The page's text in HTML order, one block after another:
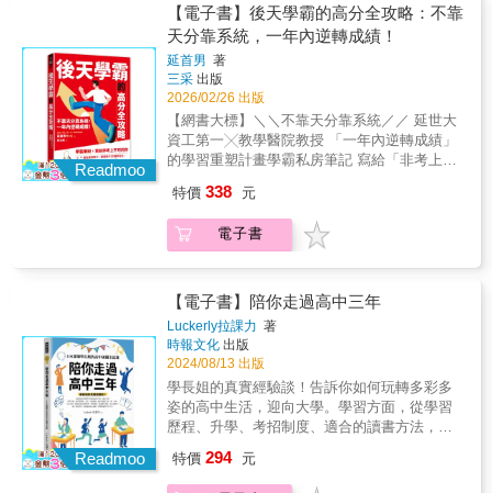
理還是安慰劑？」「進好大學，機會真的會倍
增嗎？」── 獻給在考場迷惘、想放棄的你「努
力讀書，不是為了拿高分，是為了擁有『拒絕
不喜歡的人生』的權力。」8大面向╳50條應考
金律，揭露考試與社會階級真相的實戰手冊。
重新定義努力與翻身，送給所有與考試搏鬥的
人。------------------------------【關於考試：那些沒
人敢說的真相】1. 逆轉勝的策略：成績墊底也
能逆襲頂大名校，證明正確的應考策略能改寫
人生。2. 重考生是合法開外掛：這不是失敗，
場。3. 自控人生主導權：別盲從大人，這是個
人的戰鬥，你要為自己的未來負全責。4. 學歷
是平凡人的保單：不保證人生順遂，卻能在受
招牌能讓人生的選項翻倍，沒門票，連進場機
會都沒有。6. 備考即心理戰：不只考學力，更
考驗心理素質。自我對話，決定下一滴汗的價
值。7. 選系不是選名氣：別盲信特定科系，應
基於興趣與長遠的目標。8. 高中不是只有考
試：別讓青春只剩參考書，社團與回憶也是人
生的資產。※ 書末附贈「特色大學 TOP5」，
特色】● 真實視角，毫無修飾：直擊社會篩選
核心，拒絕場面話。● 兼顧策略與視野：不談
Readmoo
【電子書】後天學霸的高分全攻略：不靠
天分靠系統，一年內逆轉成績！
延首男 著
三采 出版
2026/02/26 出版
【網書大標】＼＼不靠天分靠系統／／ 延世大
資工第一╳教學醫院教授 「一年內逆轉成績」
的學習重塑計畫學霸私房筆記 寫給「非考上不
也有過…… 延世大學資工科第一名、跨轉醫學
院教授的延首男博士，看似人生勝利組，但也
曾走過你熟悉的挫折： ➤高中時，靠意志苦撐
的成果。 ➤大學時，導入工程思維 他發現高中
那套死背法已不適用，於是嘗試整理筆記、調
整複習時間、觀察專注狀況，逐漸找到屬於自
己的節奏——思考，才是學習的起點。 ➤醫學
系，腦科學建立系統 面對海量知識，他以醫學
角度重新審視記憶與專注的科學，建立了「可
複製」的學習系統——順應大腦，建立真正的
高效。 他的YouTube頻道《延首男TV》僅9支
影片即破萬追蹤，如今訂閱人數超過10萬。韓
特價 338 元
電子書
Readmoo
【電子書】陪你走過高中三年
Luckerly拉課力 著
時報文化 出版
2024/08/13 出版
學長姐的真實經驗談！告訴你如何玩轉多彩多
姿的高中生活，迎向大學。學習方面，從學習
歷程、升學、考招制度、適合的讀書方法，無
理情緒、參加課外活動、交友及戀愛，除了好
好學習，也能過著身心健康，快樂舒適的學生
特價 294 元